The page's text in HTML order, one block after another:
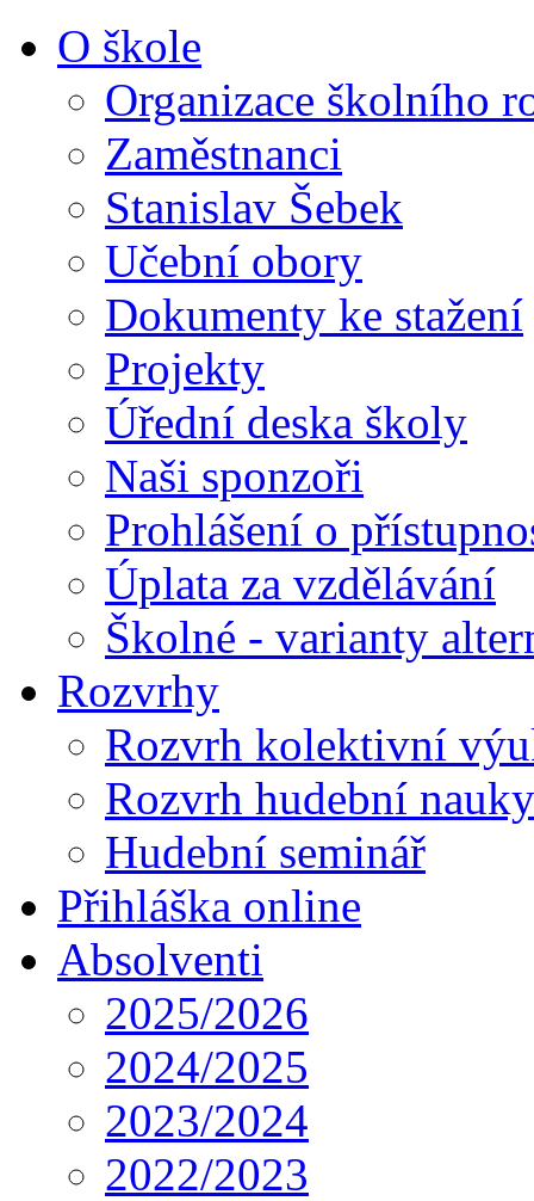
O škole
Organizace školního
Zaměstnanci
Stanislav Šebek
Učební obory
Dokumenty ke stažení
Projekty
Úřední deska školy
Naši sponzoři
Prohlášení o
Úplata za vzdělávání
Školné - varianty
Rozvrhy
Rozvrh kolektivní
Rozvrh hudební
Hudební seminář
Přihláška online
Absolventi
2025/2026
2024/2025
2023/2024
2022/2023